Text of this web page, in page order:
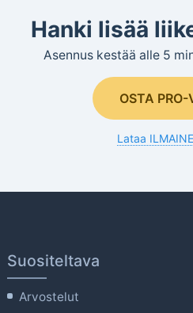
Hanki lisää
Asennus kestää alle 5
OSTA PRO-
Lataa
Suositeltava
Arvostelut